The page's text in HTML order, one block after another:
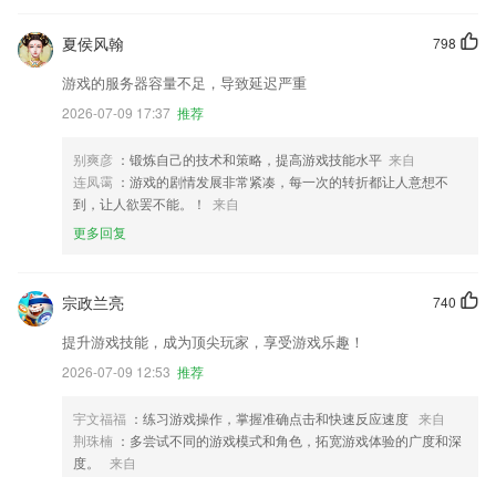
798
夏侯风翰
游戏的服务器容量不足，导致延迟严重
2026-07-09 17:37 推荐
别爽彦 ：锻炼自己的技术和策略，提高游戏技能水平 来自
连凤霭 ：游戏的剧情发展非常紧凑，每一次的转折都让人意想不
到，让人欲罢不能。！
来自
更多回复
740
宗政兰亮
提升游戏技能，成为顶尖玩家，享受游戏乐趣！
2026-07-09 12:53 推荐
宇文福福 ：练习游戏操作，掌握准确点击和快速反应速度 来自
荆珠楠 ：多尝试不同的游戏模式和角色，拓宽游戏体验的广度和深
度。
来自